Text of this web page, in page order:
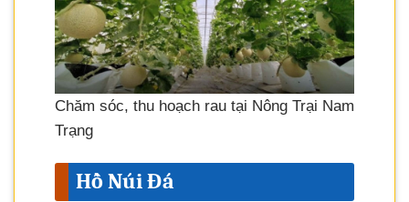
Chăm sóc, thu hoạch rau tại Nông Trại Nam
Trạng
Hồ Núi Đá